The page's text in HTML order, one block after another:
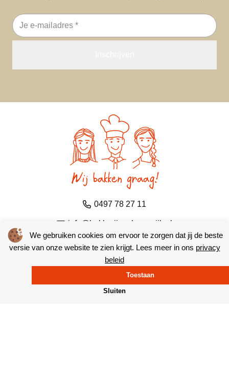
We gebruiken cookies om ervoor te zorgen dat jij de beste
versie van onze website te zien krijgt. Lees meer in ons privacy
beleid
Toestaan
Sluiten
E-
mailadres
0497 78 27 11
info@bakkerijvanheeswijk.nl